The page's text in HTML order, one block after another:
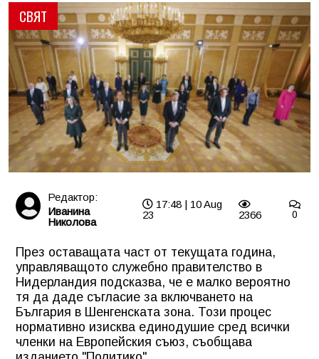
СВЯТ
Редактор:
Иванина
Николова
17:48 | 10 Aug
23
2366 0
През оставащата част от текущата година,
управляващото служебно правителство в
Нидерландия подсказва, че е малко вероятно
тя да даде съгласие за включването на
България в Шенгенската зона. Този процес
нормативно изисква единодушие сред всички
членки на Европейския съюз, съобщава